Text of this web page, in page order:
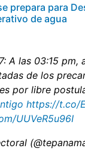
prepara para
de agua
A las 03:15 pm,
de los
por libre
https://t.co/
UUVeR5u96I